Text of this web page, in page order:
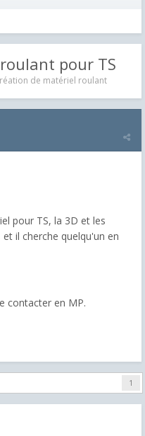
pour TS
de matériel roulant
pour TS, la 3D et les
il cherche quelqu'un en
contacter en MP.
1